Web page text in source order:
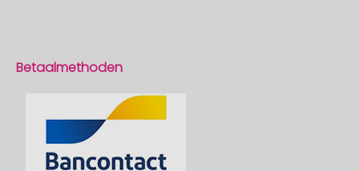
Betaalmethoden